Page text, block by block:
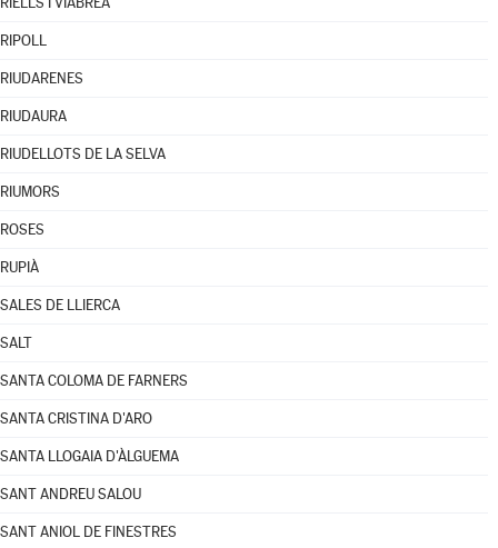
RIPOLL
RIUDARENES
RIUDAURA
RIUDELLOTS DE LA SELVA
RIUMORS
ROSES
RUPIÀ
SALES DE LLIERCA
SALT
SANTA COLOMA DE FARNERS
SANTA CRISTINA D'ARO
SANTA LLOGAIA D'ÀLGUEMA
SANT ANDREU SALOU
SANT ANIOL DE FINESTRES